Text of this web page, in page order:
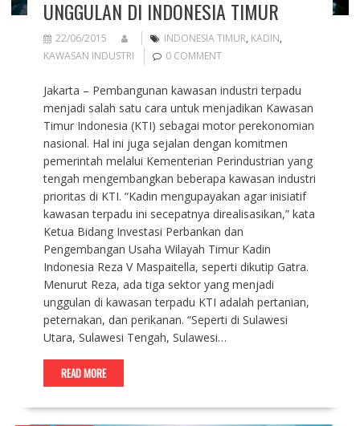
UNGGULAN DI INDONESIA TIMUR
22/06/2015 INDONESIA TIMUR, KADIN,
KAWASAN INDUSTRI
0 COMMENT
Jakarta – Pembangunan kawasan industri terpadu
menjadi salah satu cara untuk menjadikan Kawasan
Timur Indonesia (KTI) sebagai motor perekonomian
nasional. Hal ini juga sejalan dengan komitmen
pemerintah melalui Kementerian Perindustrian yang
tengah mengembangkan beberapa kawasan industri
prioritas di KTI. “Kadin mengupayakan agar inisiatif
kawasan terpadu ini secepatnya direalisasikan,” kata
Ketua Bidang Investasi Perbankan dan
Pengembangan Usaha Wilayah Timur Kadin
Indonesia Reza V Maspaitella, seperti dikutip Gatra.
Menurut Reza, ada tiga sektor yang menjadi
unggulan di kawasan terpadu KTI adalah pertanian,
peternakan, dan perikanan. “Seperti di Sulawesi
Utara, Sulawesi Tengah, Sulawesi…
READ MORE